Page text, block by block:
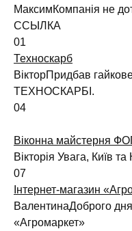
МаксимКомпанія не
ССЫЛКА
01
Техноскарб
ВікторПридбав
ТЕХНОСКАРБІ.
04
Віконна майстерня
Вікторія Увага, Київ та
07
Інтернет-магазин
ВалентинаДоброго
«Агромаркет»